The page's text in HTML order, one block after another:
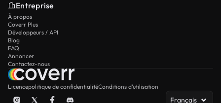
Entreprise
À propos
Coverr Plus
Développeurs / API
Blog
FAQ
Annoncer
Contactez-nous
Licencepolitique de confidentialitéConditions d’utilisation
Français